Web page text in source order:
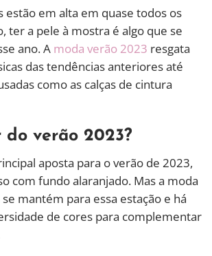
estão em alta em quase todos os
ter a pele à mostra é algo que se
ano. A moda verão 2023 resgata
das tendências anteriores até
como as calças de cintura
verão 2023?
aposta para o verão de 2023,
com fundo alaranjado. Mas a moda
mantém para essa estação e há
de cores para complementar